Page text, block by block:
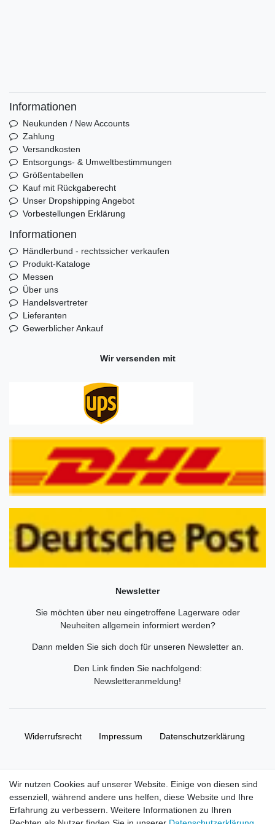
Informationen
Neukunden / New Accounts
Zahlung
Versandkosten
Entsorgungs- & Umweltbestimmungen
Größentabellen
Kauf mit Rückgaberecht
Unser Dropshipping Angebot
Vorbestellungen Erklärung
Informationen
Händlerbund - rechtssicher verkaufen
Produkt-Kataloge
Messen
Über uns
Handelsvertreter
Lieferanten
Gewerblicher Ankauf
Wir versenden mit
Newsletter
Sie möchten über neu eingetroffene Lagerware oder
Neuheiten allgemein informiert werden?
Dann melden Sie sich doch für unseren Newsletter an.
Den Link finden Sie nachfolgend:
Newsletteranmeldung!
Widerrufs­recht Impressum Daten­schutz­erklärung
© Copyright 2026 | Alle Rechte vorbehalten. HL-
Handelsgesellschaft mbH.
Wir nutzen Cookies auf unserer Website. Einige von diesen sind
essenziell, während andere uns helfen, diese Website und Ihre
Erfahrung zu verbessern. Weitere Informationen zu Ihren